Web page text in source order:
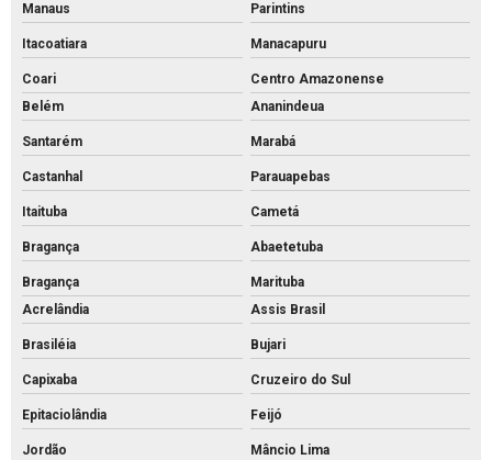
Manaus
Parintins
Itacoatiara Manacapuru
Coari
Centro Amazonense
Belém
Ananindeua
Santarém Marabá
Castanhal Parauapebas
Itaituba Cametá
Bragança Abaetetuba
Bragança
Marituba
Acrelândia
Assis Brasil
Brasiléia Bujari
Capixaba Cruzeiro do Sul
Epitaciolândia Feijó
Jordão Mâncio Lima